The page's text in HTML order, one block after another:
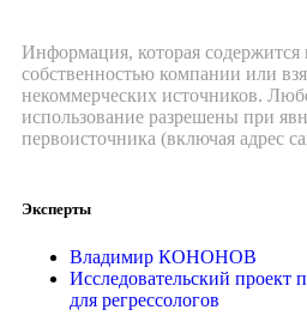
Информация, которая содержится
собственностью компании или
некоммерческих источников.
использование разрешены при
первоисточника (включая адрес
Эксперты
Владимир КОНОНОВ
Исследовательский
для регрессологов